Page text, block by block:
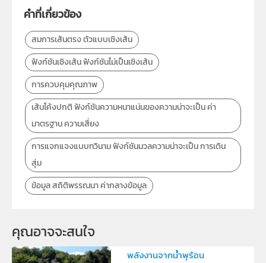
กลุ่มเป้าหมาย
คำที่เกี่ยวข้อง
สมการเส้นตรง ตัวแบบเชิงเส้น
ฟังก์ชันเชิงเส้น ฟังก์ชันไม่เป็นเชิงเส้น
การควบคุมคุณภาพ
เส้นโค้งปกติ ฟังก์ชันความหนาแน่นของความน่าจะเป็น ค่า
มาตรฐาน ความเสี่ยง
การแจกแจงแบบทวินาม ฟังก์ชันมวลความน่าจะเป็น การเดิน
สุ่ม
ข้อมูล สถิติพรรณนา ค่ากลางข้อมูล
คุณอาจจะสนใจ
พลังงานจากน้ำพุร้อน